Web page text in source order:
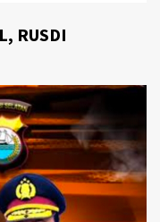
RUSDI